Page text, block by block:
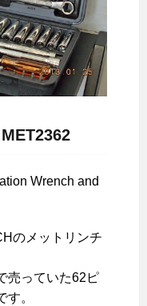
Wrench and
のメットリンチ
売っていた62ピ
。